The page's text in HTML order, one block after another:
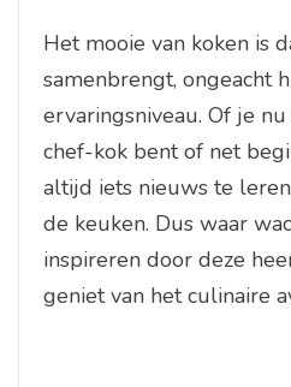
Het mooie van koken is
samenbrengt, ongeacht
ervaringsniveau. Of je
chef-kok bent of net
altijd iets nieuws te
de keuken. Dus waar
inspireren door deze
geniet van het culinaire